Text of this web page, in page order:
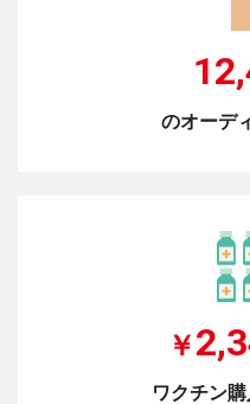
のオーデ
￥
ワクチン